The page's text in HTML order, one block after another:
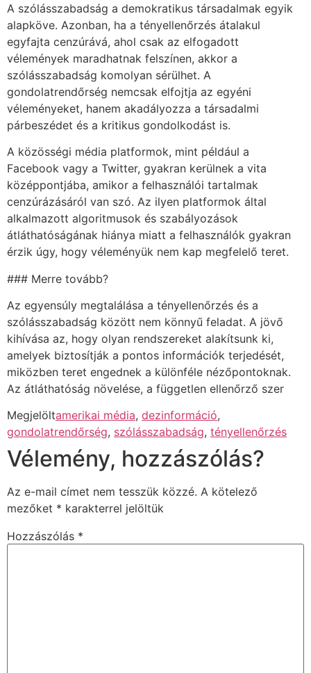
A szólásszabadság a demokratikus társadalmak egyik
alapköve. Azonban, ha a tényellenőrzés átalakul
egyfajta cenzúrává, ahol csak az elfogadott
vélemények maradhatnak felszínen, akkor a
szólásszabadság komolyan sérülhet. A
gondolatrendőrség nemcsak elfojtja az egyéni
véleményeket, hanem akadályozza a társadalmi
párbeszédet és a kritikus gondolkodást is.
A közösségi média platformok, mint például a
Facebook vagy a Twitter, gyakran kerülnek a vita
középpontjába, amikor a felhasználói tartalmak
cenzúrázásáról van szó. Az ilyen platformok által
alkalmazott algoritmusok és szabályozások
átláthatóságának hiánya miatt a felhasználók gyakran
érzik úgy, hogy véleményük nem kap megfelelő teret.
### Merre tovább?
Az egyensúly megtalálása a tényellenőrzés és a
szólásszabadság között nem könnyű feladat. A jövő
kihívása az, hogy olyan rendszereket alakítsunk ki,
amelyek biztosítják a pontos információk terjedését,
miközben teret engednek a különféle nézőpontoknak.
Az átláthatóság növelése, a független ellenőrző szer
Megjelöltamerikai média, dezinformáció,
gondolatrendőrség, szólásszabadság, tényellenőrzés
Vélemény, hozzászólás?
Az e-mail címet nem tesszük közzé. A kötelező
mezőket * karakterrel jelöltük
Hozzászólás *